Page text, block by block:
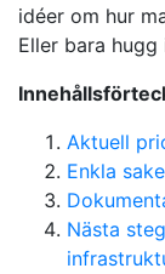
idéer om hur
Eller bara
Aktuell
Enkla
Nästa